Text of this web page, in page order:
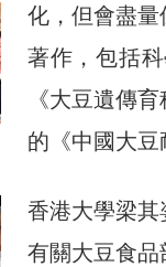
化，但會盡
著作，包括
《大豆遺傳
的《中國大豆
香港大學梁
有關大豆食